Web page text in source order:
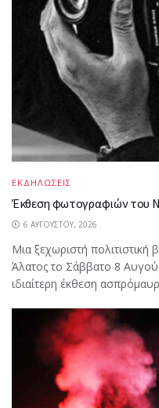
ΕΚΔΗΛΩΣΕΙΣ
Έκθεση φωτογραφιών του
6 ΑΥΓΟΎΣΤΟΥ, 2026
Μια ξεχωριστή
Άλατος το Σάββατο 8
ιδιαίτερη έκθεση